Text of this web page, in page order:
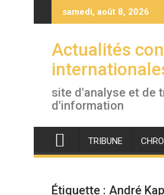
to
samedi, août 8, 2026
Actualités
site d'analyse et de
d'information
TRIBUNE
Étiquette : André